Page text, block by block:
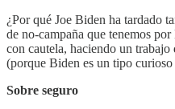
¿Por qué Joe Biden ha tardado
de no-campaña que tenemos
con cautela, haciendo un trabajo
(porque Biden es un tipo curioso
Sobre seguro